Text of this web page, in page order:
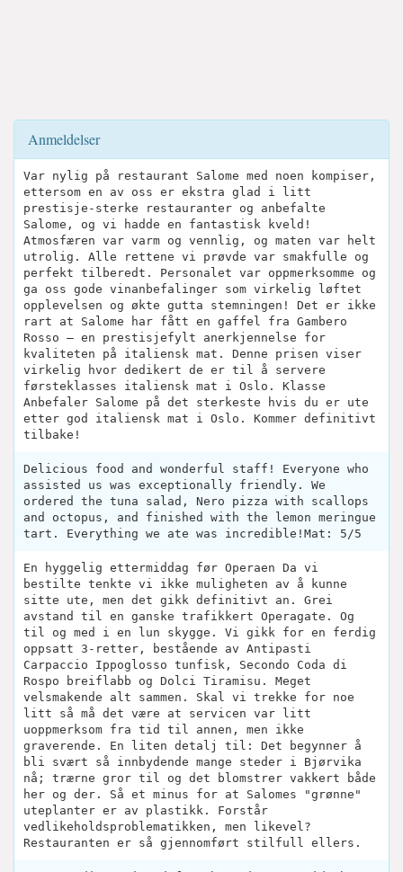
Anmeldelser
Var nylig på restaurant Salome med noen kompiser,
ettersom en av oss er ekstra glad i litt
prestisje-sterke restauranter og anbefalte
Salome, og vi hadde en fantastisk kveld!
Atmosfæren var varm og vennlig, og maten var helt
utrolig. Alle rettene vi prøvde var smakfulle og
perfekt tilberedt. Personalet var oppmerksomme og
ga oss gode vinanbefalinger som virkelig løftet
opplevelsen og økte gutta stemningen! Det er ikke
rart at Salome har fått en gaffel fra Gambero
Rosso – en prestisjefylt anerkjennelse for
kvaliteten på italiensk mat. Denne prisen viser
virkelig hvor dedikert de er til å servere
førsteklasses italiensk mat i Oslo. Klasse
Anbefaler Salome på det sterkeste hvis du er ute
etter god italiensk mat i Oslo. Kommer definitivt
tilbake!
Delicious food and wonderful staff! Everyone who
assisted us was exceptionally friendly. We
ordered the tuna salad, Nero pizza with scallops
and octopus, and finished with the lemon meringue
tart. Everything we ate was incredible!Mat: 5/5
En hyggelig ettermiddag før Operaen Da vi
bestilte tenkte vi ikke muligheten av å kunne
sitte ute, men det gikk definitivt an. Grei
avstand til en ganske trafikkert Operagate. Og
til og med i en lun skygge. Vi gikk for en ferdig
oppsatt 3-retter, bestående av Antipasti
Carpaccio Ippoglosso tunfisk, Secondo Coda di
Rospo breiflabb og Dolci Tiramisu. Meget
velsmakende alt sammen. Skal vi trekke for noe
litt så må det være at servicen var litt
uoppmerksom fra tid til annen, men ikke
graverende. En liten detalj til: Det begynner å
bli svært så innbydende mange steder i Bjørvika
nå; trærne gror til og det blomstrer vakkert både
her og der. Så et minus for at Salomes "grønne"
uteplanter er av plastikk. Forstår
vedlikeholdsproblematikken, men likevel?
Restauranten er så gjennomført stilfull ellers.